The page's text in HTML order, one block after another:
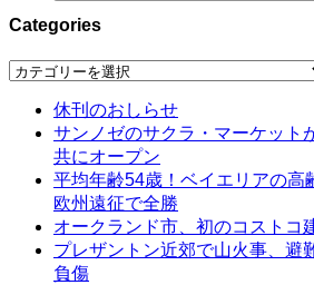
Categories
Categories
休刊のおしらせ
サンノゼのサクラ・マーケット
共にオープン
平均年齢54歳！ベイエリアの高
欧州遠征で全勝
オークランド市、初のコストコ
プレザントン近郊で山火事、避
負傷